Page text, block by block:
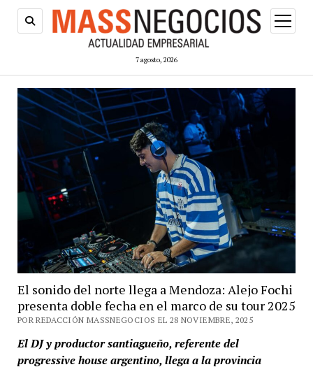
7 agosto, 2026
abrir
menú
El sonido del norte llega a Mendoza: Alejo Fochi
presenta doble fecha en el marco de su tour 2025
POR REDACCIÓN MASSNEGOCIOS EL 28 NOVIEMBRE, 2025
El DJ y productor santiagueño, referente del
progressive house argentino, llega a la provincia